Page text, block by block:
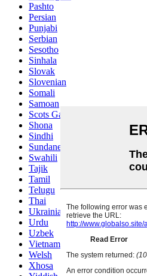
Pashto
Persian
Punjabi
Serbian
Sesotho
Sinhala
Slovak
Slovenian
Somali
Samoan
Scots Gaelic
Shona
Sindhi
Sundanese
Swahili
Tajik
Tamil
Telugu
Thai
Ukrainian
Urdu
Uzbek
Vietnamese
Welsh
Xhosa